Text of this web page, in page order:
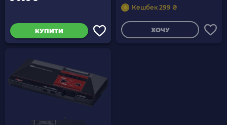
КУПИТИ
Кешбек 299 ₴
ХОЧУ